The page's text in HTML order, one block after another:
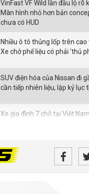
VinFast VF Wild lần đầu lộ rõ
Màn hình nhỏ hơn bản
chưa có HUD
Nhiều ô tô thủng lốp trên
Xe chở phế liệu có phải 'thủ
SUV điện hóa của Nissan đi
cần tiếp nhiên liệu, lập kỷ lục
Xe gia đình 7 chỗ tại Việt
Bán tải điện VinFast VF Wild
mại bất ngờ xuất hiện với